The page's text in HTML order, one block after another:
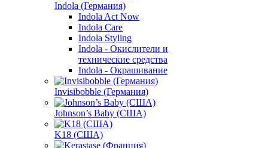
Indola (Германия)
Indola Act Now
Indola Care
Indola Styling
Indola - Окислители и
технические средства
Indola - Окрашивание
Invisibobble (Германия)
Johnson’s Baby (США)
K18 (США)